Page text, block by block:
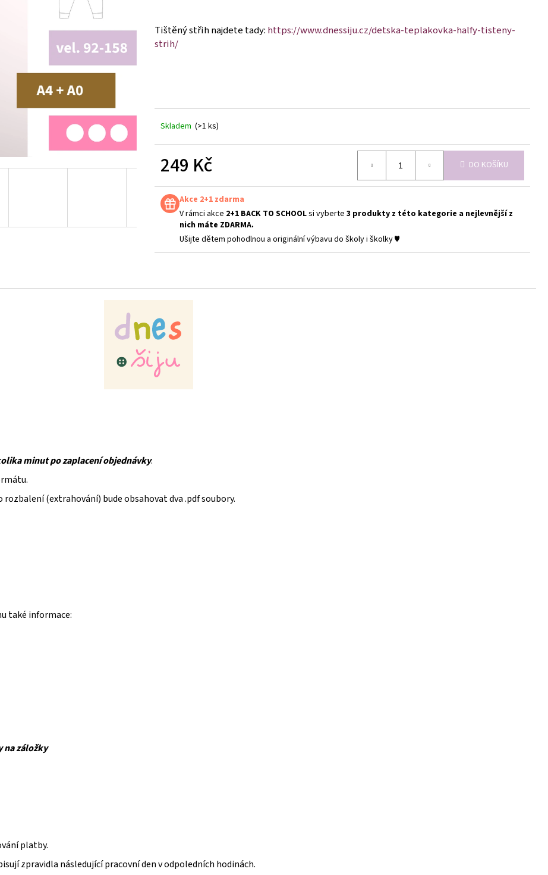
Tištěný střih najdete tady: https://www.dnessiju.cz/detska-teplakovka-halfy-tisteny-
strih/
Skladem (>1 ks)
249 Kč
cena:
DO KOŠÍKU
Akce 2+1 zdarma
V rámci akce 2+1 BACK TO SCHOOLsi vyberte 3 produkty z této kategorie a nejlevnější z
nich máte ZDARMA.
Ušijte dětem pohodlnou a originální výbavu do školy i školky ♥
minut po zaplacení objednávky.
rozbalení (extrahování) bude obsahovat dva .pdf soubory.
také informace:
na záložky
platby.
zpravidla následující pracovní den v odpoledních hodinách.